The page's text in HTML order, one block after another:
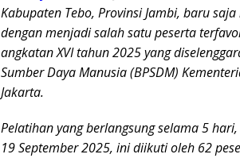
Kabupaten Tebo, Provinsi Jambi, baru
dengan menjadi salah satu peserta
angkatan XVI tahun 2025 yang
Sumber Daya Manusia (BPSDM)
Jakarta.
Pelatihan yang berlangsung selama 5
19 September 2025, ini diikuti oleh 62